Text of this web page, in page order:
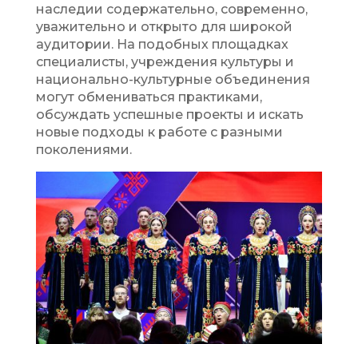
наследии содержательно, современно,
уважительно и открыто для широкой
аудитории. На подобных площадках
специалисты, учреждения культуры и
национально-культурные объединения
могут обмениваться практиками,
обсуждать успешные проекты и искать
новые подходы к работе с разными
поколениями.